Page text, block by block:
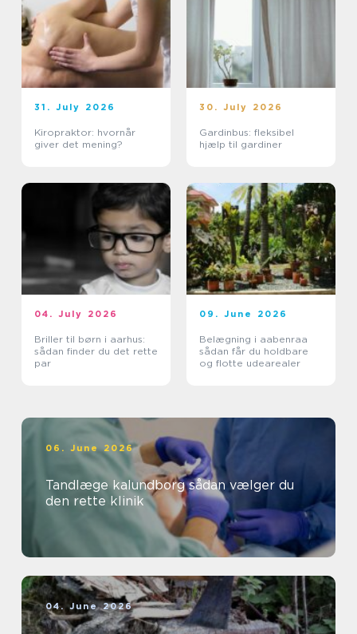
31. July 2026
Kiropraktor: hvornår
giver det mening?
30. July 2026
Gardinbus: fleksibel
hjælp til gardiner
04. July 2026
Briller til børn i aarhus:
sådan finder du det rette
par
09. June 2026
Belægning i aabenraa
sådan får du holdbare
og flotte udearealer
06. June 2026
Tandlæge kalundborg sådan vælger du
den rette klinik
04. June 2026